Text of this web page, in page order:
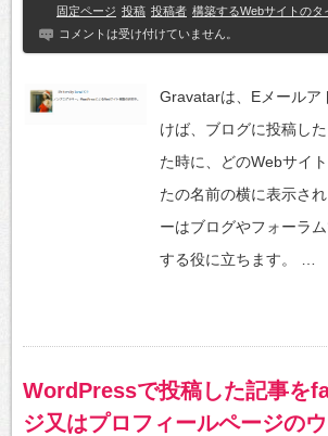
固定ページ 投稿 投稿者 構築するWebサイトのタ
コメントは受け付けていません。
Gravatarは、Eメールア
けば、ブログに投稿し
た時に、どのWebサイ
たの名前の横に表示さ
ーはブログやフォーラ
する役に立ちます。 …
WordPressで投稿した記事を
ジ又はプロフィールページの